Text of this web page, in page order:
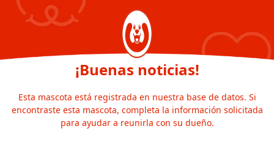
¡Buenas noticias!
Esta mascota está registrada en nuestra base de datos. Si
encontraste esta mascota, completa la información solicitada
para ayudar a reunirla con su dueño.